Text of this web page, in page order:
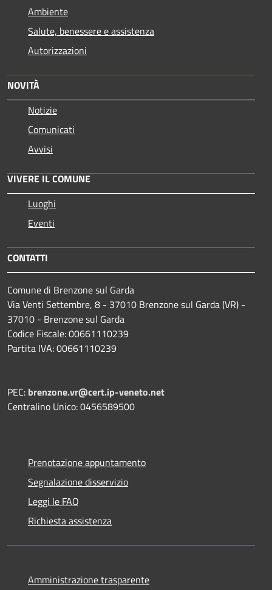
Ambiente
Salute, benessere e assistenza
Autorizzazioni
NOVITÀ
Notizie
Comunicati
Avvisi
VIVERE IL COMUNE
Luoghi
Eventi
CONTATTI
Comune di Brenzone sul Garda
Via Venti Settembre, 8 - 37010 Brenzone sul Garda (VR) -
37010 - Brenzone sul Garda
Codice Fiscale: 00661110239
Partita IVA: 00661110239
PEC: brenzone.vr@cert.ip-veneto.net
Centralino Unico: 0456589500
Prenotazione appuntamento
Segnalazione disservizio
Leggi le FAQ
Richiesta assistenza
Amministrazione trasparente